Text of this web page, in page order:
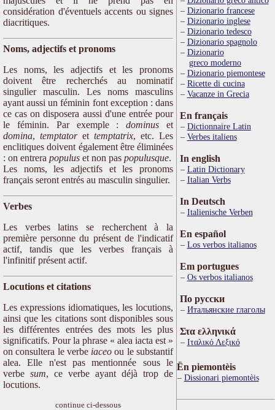
considération d'éventuels accents ou signes
diacritiques.
Noms, adjectifs et pronoms
Les noms, les adjectifs et les pronoms
doivent être recherchés au nominatif
singulier masculin. Les noms masculins
ayant aussi un féminin font exception : dans
ce cas on disposera aussi d'une entrée pour
le féminin. Par exemple :dominus et
domina, temptatoret temptatrix, etc. Les
enclitiques doivent également être éliminées
: on entrera populus et non pas populusque.
Les noms, les adjectifs et les pronoms
français seront entrés au masculin singulier.
Verbes
Les verbes latins se recherchent à la
première personne du présent de l'indicatif
actif, tandis que les verbes français à
l'infinitif présent actif.
Locutions et citations
Les expressions idiomatiques, les locutions,
ainsi que les citations sont disponibles sous
les différentes entrées des mots les plus
significatifs. Pour la phrase « alea iacta est »
on consultera le verbe iaceo ou le substantif
alea. Elle n'est pas mentionnée sous le
verbe sum, ce verbe ayant déjà trop de
locutions.
continue ci-dessous
Dizionario francese
Dizionario inglese
Dizionario tedesco
Dizionario spagnolo
Dizionario
greco moderno
Dizionario piemontese
Ricette di cucina
Vacanze in Grecia
En français
Dictionnaire Latin
Verbes italiens
In english
Latin Dictionary
Italian Verbs
In Deutsch
Italienische Verben
En español
Los verbos italianos
Em portugues
Os verbos italianos
По русски
Итальянские глаголы
Στα ελληνικά
Ιταλικό Λεξικό
Ën piemontèis
Dissionari piemontèis